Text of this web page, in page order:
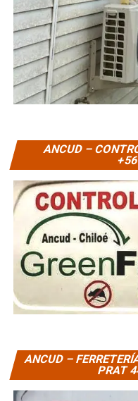
ANCUD –
ANCUD –
PRAT